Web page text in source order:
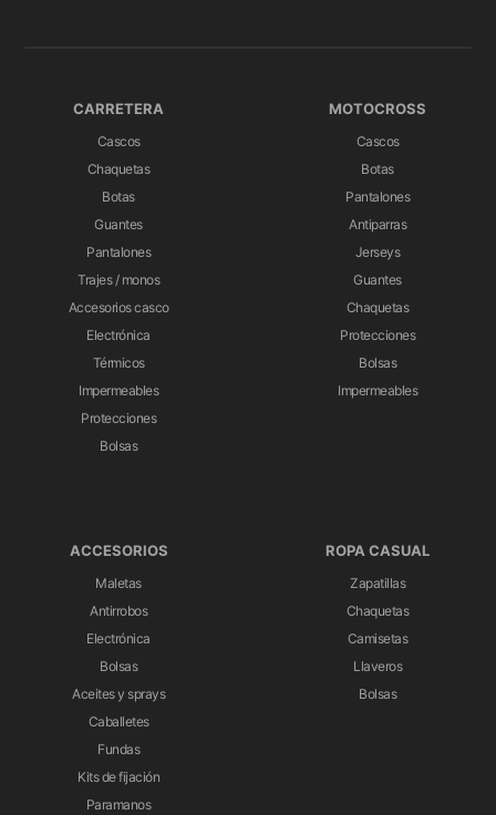
CARRETERA
Cascos
Chaquetas
Botas
Guantes
Pantalones
Trajes / monos
Accesorios casco
Electrónica
Térmicos
Impermeables
Protecciones
Bolsas
MOTOCROSS
Cascos
Botas
Pantalones
Antiparras
Jerseys
Guantes
Chaquetas
Protecciones
Bolsas
Impermeables
ACCESORIOS
Maletas
Antirrobos
Electrónica
Bolsas
Aceites y sprays
Caballetes
Fundas
Kits de fijación
Paramanos
ROPA CASUAL
Zapatillas
Chaquetas
Camisetas
Llaveros
Bolsas